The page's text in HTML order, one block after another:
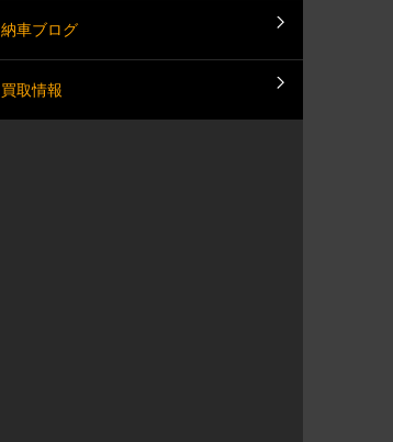
納車ブログ
買取情報